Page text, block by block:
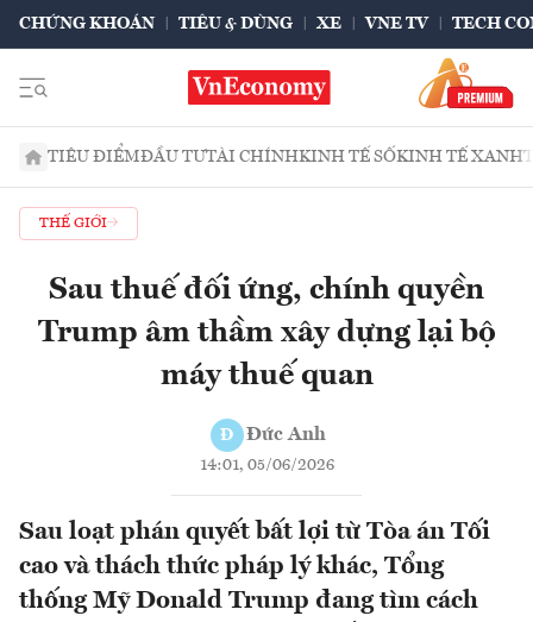
CHỨNG KHOÁN TIÊU & DÙNG XE VNE TV TECH
TIÊU ĐIỂMĐẦU TƯTÀI CHÍNHKINH TẾ SỐKINH TẾ XANH
THẾ GIỚI
Sau thuế đối ứng, chính quyền
Trump âm thầm xây dựng lại bộ
máy thuế quan
Đ Đức Anh
14:01, 05/06/2026
Sau loạt phán quyết bất lợi từ Tòa án Tối
cao và thách thức pháp lý khác, Tổng
thống Mỹ Donald Trump đang tìm cách